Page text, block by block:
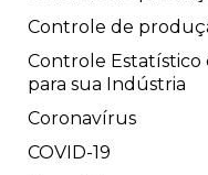
Controle de
Controle Estatístico
para sua Indústria
Coronavírus
COVID-19